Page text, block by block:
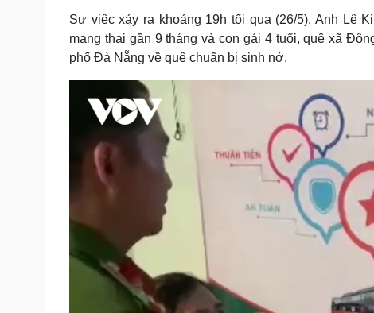
Tin nóng
Tư vấn luật
Việt Nam
Phân tích
Dinh dưỡng - món ngon
Sản phụ khoa
Nhi khoa
Nam khoa
Làm đẹp - giảm cân
Phòng mạch online
Ăn sạch sống khỏe
Tình yêu - Gia đình
Cải chính
Sự việc xảy ra khoảng 19h tối qua (26/5). Anh Lê
mang thai gần 9 tháng và con gái 4 tuổi, quê xã
phố Đà Nẵng về quê chuẩn bị sinh nở.